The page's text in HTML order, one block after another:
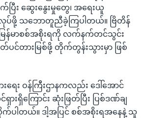
ပြီး ဆွေးနွေးမှုတွေ၊ အရေးယူ
ပ်ဖို့ သဘောတူညီခဲ့ကြပါတယ်။ ဗြိတိန်
န်မာစစ်အစိုးရကို လက်နက်တင်သွင်း
ပင်တားမြစ်ဖို့ တိုက်တွန်းသွားမှာ ဖြစ်
းရေး ဝန်ကြီးဌာနကလည်း ဒေါ်အောင်
ားရှိကြောင်း ဆုံးဖြတ်ပြီး ပြစ်ဒဏ်ချ
ါတယ်။ ဒါ့အပြင် စစ်အစိုးရအနေနဲ့ သူ